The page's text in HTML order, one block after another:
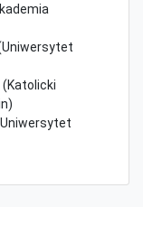
(Katolicki
Uniwersytet